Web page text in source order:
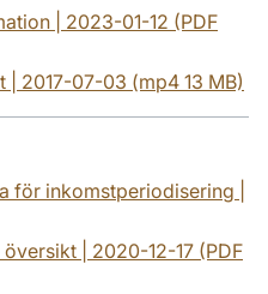
| 2023-01-12 (PDF
2017-07-03 (mp4 13 MB)
för inkomstperiodisering |
| 2020-12-17 (PDF